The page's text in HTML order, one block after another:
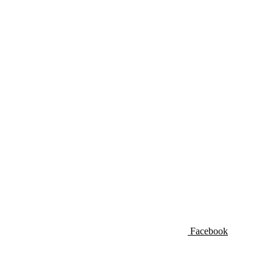
Facebook